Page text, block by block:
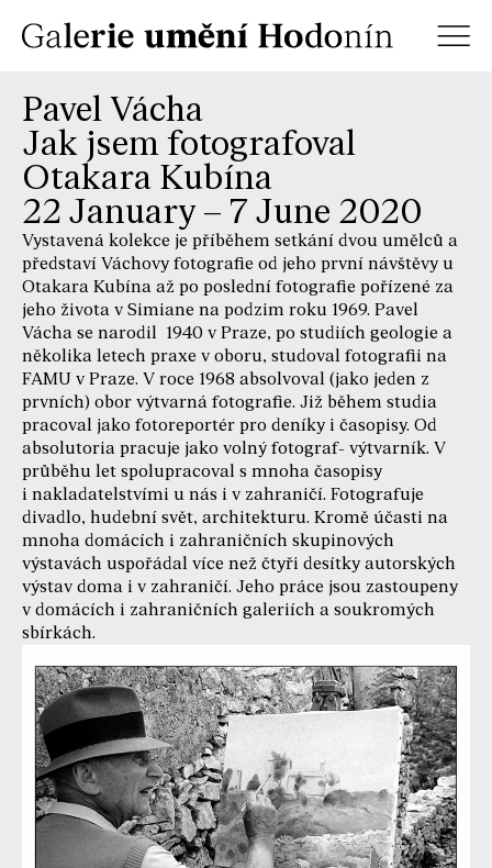
Pavel Vácha
Jak jsem fotografoval
Otakara Kubína
22 January – 7 June 2020
Vystavená kolekce je příběhem setkání dvou umělců a
představí Váchovy fotografie od jeho první návštěvy u
Otakara Kubína až po poslední fotografie pořízené za
jeho života v Simiane na podzim roku 1969. Pavel
Vácha se narodil 1940 v Praze, po studiích geologie a
několika letech praxe v oboru, studoval fotografii na
FAMU v Praze. V roce 1968 absolvoval (jako jeden z
prvních) obor výtvarná fotografie. Již během studia
pracoval jako fotoreportér pro deníky i časopisy. Od
absolutoria pracuje jako volný fotograf- výtvarník. V
průběhu let spolupracoval s mnoha časopisy
i nakladatelstvími u nás i v zahraničí. Fotografuje
divadlo, hudební svět, architekturu. Kromě účasti na
mnoha domácích i zahraničních skupinových
výstavách uspořádal více než čtyři desítky autorských
výstav doma i v zahraničí. Jeho práce jsou zastoupeny
v domácích i zahraničních galeriích a soukromých
sbírkách.